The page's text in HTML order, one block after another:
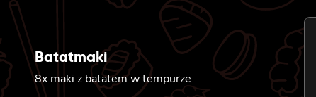
Batatmaki
8x maki z batatem w tempurze